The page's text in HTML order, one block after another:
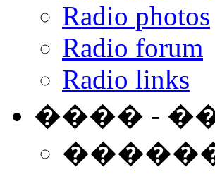
Radio photos
Radio forum
Radio links
���� -